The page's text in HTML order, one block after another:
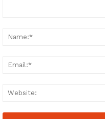
Artigos